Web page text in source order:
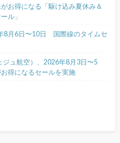
お得になる「駆け込み夏休み＆
ル」
8月6日〜10日 国際線のタイムセ
ジュ航空）、2026年8月3日〜5
得になるセールを実施